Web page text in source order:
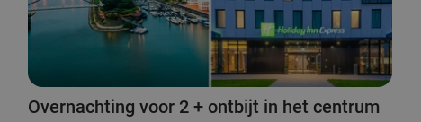
Overnachting voor 2 + ontbijt in het centrum